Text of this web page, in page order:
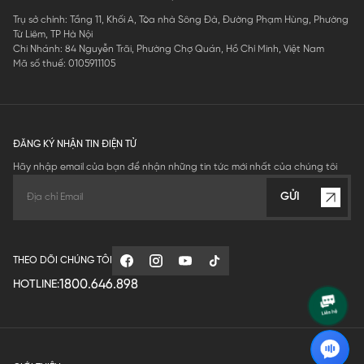
Trụ sở chính: Tầng 11, Khối A, Tòa nhà Sông Đà, Đường Phạm Hùng, Phường
Từ Liêm, TP Hà Nội
Chi Nhánh: 84 Nguyễn Trãi, Phường Chợ Quán, Hồ Chí Minh, Việt Nam
Mã số thuế: 0105911105
ĐĂNG KÝ NHẬN TIN ĐIỆN TỬ
Hãy nhập email của bạn để nhận những tin tức mới nhất của chúng tôi
GỬI
THEO DÕI CHÚNG TÔI
HOTLINE:1800.646.898